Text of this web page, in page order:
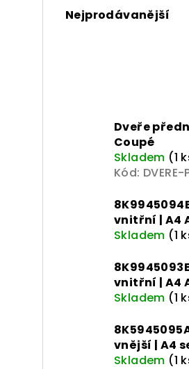
a
Nejprodávanější
Dveře
Coupé
Skladem (1
Kód:
vnitřní | A4
Skladem (1
vnitřní | A4
Skladem (1
vnější | A4
Skladem (1